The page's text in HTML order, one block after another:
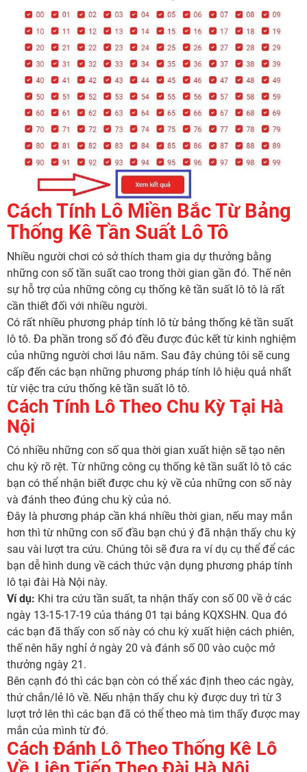
Cách Tính Lô Miền Bắc Từ Bảng
Thống Kê Tần Suất Lô Tô
Nhiều người chơi có sở thích tham gia dự thưởng bằng
những con số tần suất cao trong thời gian gần đó. Thế nên
sự hỗ trợ của những công cụ thống kê tần suất lô tô là rất
cần thiết đối với nhiều người.
Có rất nhiều phương pháp tính lô từ bảng thống kê tần suất
lô tô. Đa phần trong số đó đều được đúc kết từ kinh nghiệm
của những người chơi lâu năm. Sau đây chúng tôi sẽ cung
cấp đến các bạn những phương pháp tính lô hiệu quả nhất
từ việc tra cứu thống kê tần suất lô tô.
Cách Tính Lô Theo Chu Kỳ Tại Hà
Nội
Có nhiều những con số qua thời gian xuất hiện sẽ tạo nên
chu kỳ rõ rệt. Từ những công cụ thống kê tần suất lô tô các
bạn có thể nhận biết được chu kỳ về của những con số này
và đánh theo đúng chu kỳ của nó.
Đây là phương pháp cần khá nhiều thời gian, nếu may mắn
hơn thì từ những con số đầu bạn chú ý đã nhận thấy chu kỳ
sau vài lượt tra cứu. Chúng tôi sẽ đưa ra ví dụ cụ thể để các
bạn dễ hình dung về cách thức vận dụng phương pháp tính
lô tại đài Hà Nội này.
Ví dụ: Khi tra cứu tần suất, ta nhận thấy con số 00 về ở các
ngày 13-15-17-19 của tháng 01 tại bảng KQXSHN. Qua đó
các bạn đã thấy con số này có chu kỳ xuất hiện cách phiên,
thế nên hãy nghỉ ở ngày 20 và đánh số 00 vào cuộc mở
thưởng ngày 21.
Bên cạnh đó thì các bạn còn có thể xác định theo các ngày,
thứ chắn/lẻ lô về. Nếu nhận thấy chu kỳ được duy trì từ 3
lượt trở lên thì các bạn đã có thể theo mà tìm thấy được may
mắn của mình từ đó.
Cách Đánh Lô Theo Thống Kê Lô